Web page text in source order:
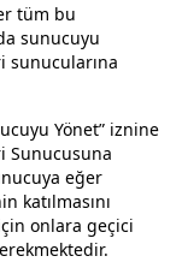
tüm bu
sunucuyu
sunucularına
Yönet” iznine
Sunucusuna
eğer
katılmasını
onlara geçici